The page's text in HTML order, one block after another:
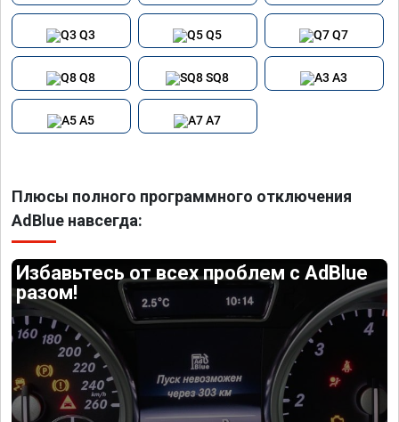
Q3 Q5 Q7
Q8 SQ8 A3
A5 A7
Плюсы полного программного отключения
AdBlue навсегда:
Избавьтесь от всех проблем с AdBlue
разом!